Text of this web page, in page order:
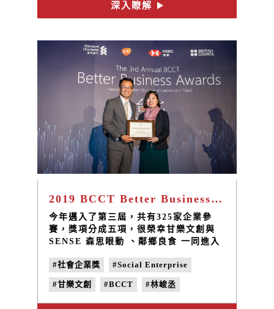
在10年間，一直不忘初衷，對於臺灣、
土地、人的熱愛持續付出各種行動與改
需要，未來我們也想要透過10年累積的
能量，將這一些愛持續散佈在各個臺灣的
深入瞭解
2019 BCCT Better Business Awards「Social Enterprise 社會企業獎」甘樂文創勇奪前三強
今年邁入了第三屆，共有325家企業參
賽，獎項分成五項，很榮幸甘樂文創與
SENSE 森思眼動 、鄰鄉良食 一同進入
強，也恭喜鄰鄉良食獲得第一名的殊榮，
很開心可以跟這麼多優秀的社會企業夥伴
在這一天相聚！
#社會企業獎 #Social Enterprise
#甘樂文創 #BCCT #林峻丞
#地方創生